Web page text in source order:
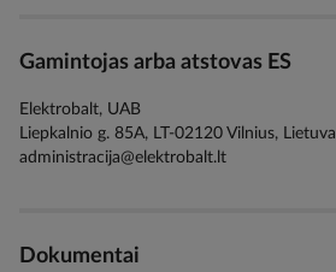
Gamintojas arba atstovas ES
Elektrobalt, UAB
Liepkalnio g. 85A, LT-02120 Vilnius, Lietuva
administracija@elektrobalt.lt
Dokumentai